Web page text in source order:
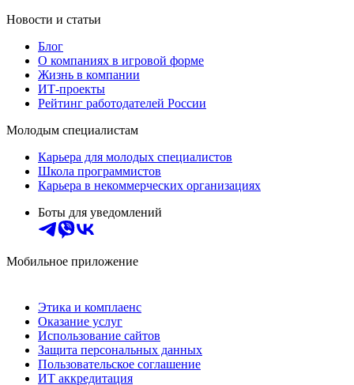
Новости и статьи
Блог
О компаниях в игровой форме
Жизнь в компании
ИТ-проекты
Рейтинг работодателей России
Молодым специалистам
Карьера для молодых специалистов
Школа программистов
Карьера в некоммерческих организациях
Боты для уведомлений
Мобильное приложение
Этика и комплаенс
Оказание услуг
Использование сайтов
Защита персональных данных
Пользовательское соглашение
ИТ аккредитация